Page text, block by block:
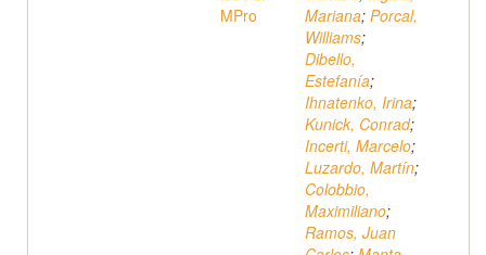
MPro
Mariana; Porcal,
Williams;
Dibello,
Estefanía;
Ihnatenko, Irina;
Kunick, Conrad;
Incerti, Marcelo;
Luzardo, Martín;
Colobbio,
Maximiliano;
Ramos, Juan